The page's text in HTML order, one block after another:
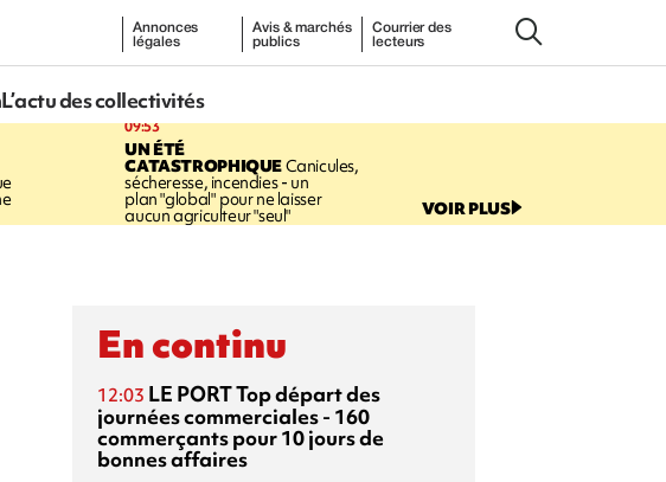
Annonces
légales
Avis & marchés
publics
Courrier des
lecteurs
L’actu des collectivités
09:53
UN ÉTÉ
CATASTROPHIQUECanicules,
sécheresse, incendies - un
plan "global" pour ne laisser
aucun agriculteur "seul" VOIR PLUS
En continu
12:03 LE PORTTop départ des
journées commerciales - 160
commerçants pour 10 jours de
bonnes affaires